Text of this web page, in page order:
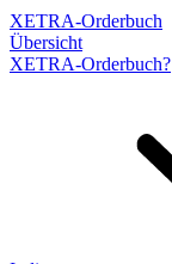
XETRA-Orderbuch
Übersicht
XETRA-Orderbuch?